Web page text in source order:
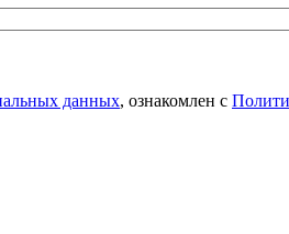
данных, ознакомлен с